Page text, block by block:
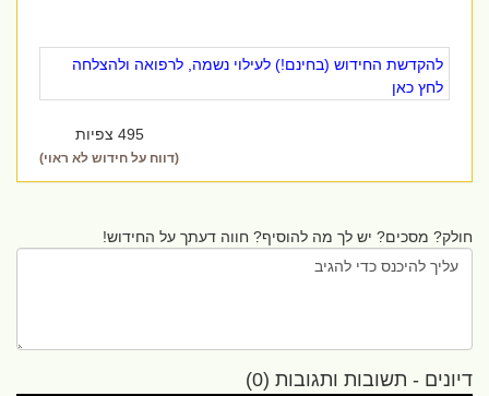
להקדשת החידוש (בחינם!) לעילוי נשמה, לרפואה ולהצלחה
לחץ כאן
495 צפיות
(דווח על חידוש לא ראוי)
חולק? מסכים? יש לך מה להוסיף? חווה דעתך על החידוש!
דיונים - תשובות ותגובות (0)